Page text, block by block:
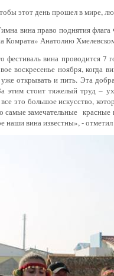
этот день прошел в мире,
вина право поднятия
Комрата» Анатолию
фестиваль вина проводится
воскресенье ноября, когда
уже открывать и пить. Эта
этим стоит тяжелый труд –
все это большое искусство,
самые замечательные красные
наши вина известны», -